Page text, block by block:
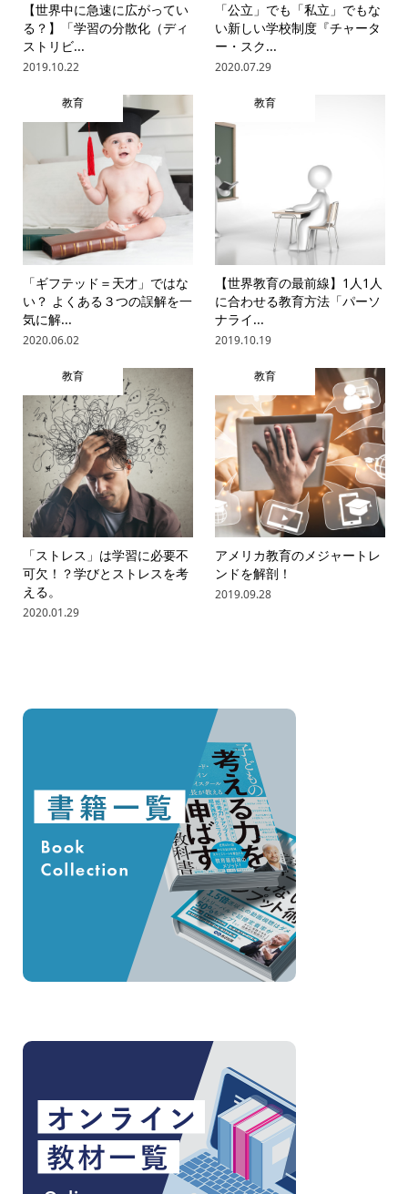
【世界中に急速に広がってい
る？】「学習の分散化（ディ
ストリビ...
2019.10.22
「公立」でも「私立」でもな
い新しい学校制度『チャータ
ー・スク...
2020.07.29
教育
「ギフテッド＝天才」ではな
い？ よくある３つの誤解を一
気に解...
2020.06.02
教育
【世界教育の最前線】1人1人
に合わせる教育方法「パーソ
ナライ...
2019.10.19
教育
「ストレス」は学習に必要不
可欠！？学びとストレスを考
える。
2020.01.29
教育
アメリカ教育のメジャートレ
ンドを解剖！
2019.09.28